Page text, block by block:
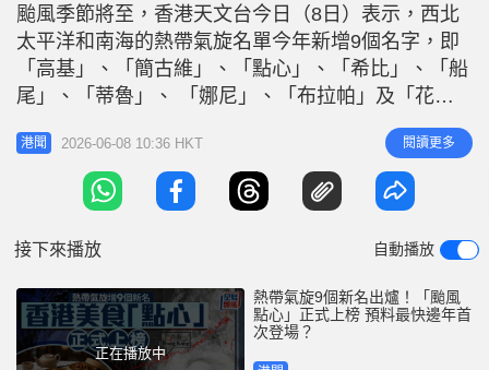
n
i
c
t
颱風季節將至，香港天文台今日（8日）表示，西北
太平洋和南海的熱帶氣旋名單今年新增9個名字，即
「高基」、「簡古維」、「點心」、「希比」、「船
尾」、「蒂魯」、 「娜尼」、「布拉帕」及「花
斑」，分別取代舊有名字「康妮」、「桃芝」、「萬
宜」、「天兔」、「摩羯」、「艾雲尼」、 「飛
燕」、「山陀兒」及「潭美」。其中新名字「點心」
是香港提供。 新名字早前於颱風委員會的第58屆會
港聞 2026-06-08 10:36 HKT 閱讀更多
接下來播放 自動播放
正在播放中
熱帶氣旋9個新名出爐！「颱風
點心」正式上榜 預料最快邊年首
次登場？